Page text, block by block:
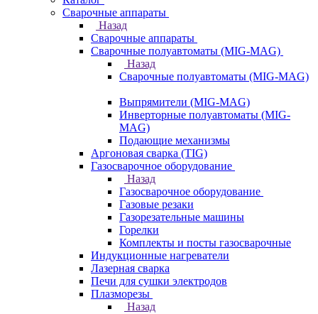
Сварочные аппараты
Назад
Сварочные аппараты
Сварочные полуавтоматы (MIG-MAG)
Назад
Сварочные полуавтоматы (MIG-MAG)
Выпрямители (MIG-MAG)
Инверторные полуавтоматы (MIG-
MAG)
Подающие механизмы
Аргоновая сварка (TIG)
Газосварочное оборудование
Назад
Газосварочное оборудование
Газовые резаки
Газорезательные машины
Горелки
Комплекты и посты газосварочные
Индукционные нагреватели
Лазерная сварка
Печи для сушки электродов
Плазморезы
Назад